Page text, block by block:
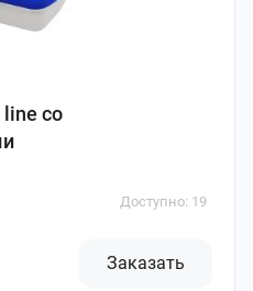
со
Доступно: 19
Заказать